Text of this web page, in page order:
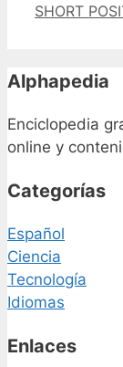
SHORT
Alphapedia
Enciclopedia
online y
Categorías
Español
Ciencia
Tecnología
Idiomas
Enlaces